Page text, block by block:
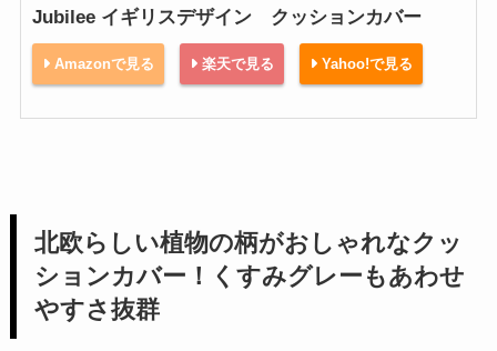
Jubilee イギリスデザイン クッションカバー
Amazonで見る 楽天で見る Yahoo!で見る
北欧らしい植物の柄がおしゃれなクッ
ションカバー！くすみグレーもあわせ
やすさ抜群